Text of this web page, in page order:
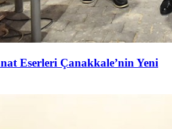
Eserleri Çanakkale’nin Yeni